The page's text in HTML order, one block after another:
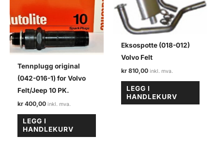
Tennplugg original
(042-016-1) for Volvo
Felt/Jeep 10 PK.
kr 400,00
LEGG I
HANDLEKURV
Eksospotte (018-012)
Volvo Felt
kr 810,00
LEGG I
HANDLEKURV